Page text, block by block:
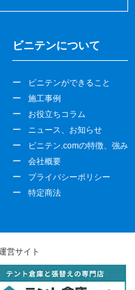
ビニテンについて
ビニテンができること
施工事例
お役立ちコラム
ニュース、お知らせ
ビニテン.comの特徴、強み
会社概要
プライバシーポリシー
特定商法
営サイト